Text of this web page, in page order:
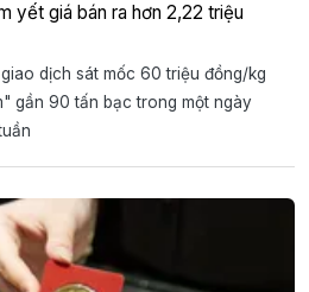
yết giá bán ra hơn 2,22 triệu
dịch sát mốc 60 triệu đồng/kg
gần 90 tấn bạc trong một ngày